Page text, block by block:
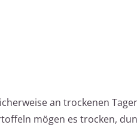
an trockenen
mögen es trocken,